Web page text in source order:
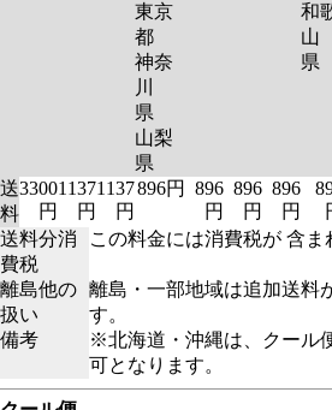
東京
都
神奈
川
県
山梨
県
和
山
県
送
料
3300
円
1137
円
1137
円
896円
896
円
896
円
896
円
送料分消
費税
この料金には消費税が 含ま
離島他の
扱い
離島・一部地域は追加送料
す。
備考
※北海道・沖縄は、クール
可となります。